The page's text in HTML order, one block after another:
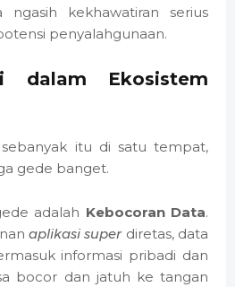
kekhawatiran serius
penyalahgunaan.
dalam Ekosistem
itu di satu tempat,
gede banget.
adalah Kebocoran Data.
aplikasi superdiretas, data
informasi pribadi dan
bocor dan jatuh ke tangan